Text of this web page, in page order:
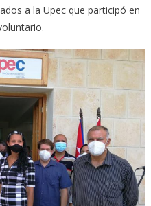
a la Upec que participó en